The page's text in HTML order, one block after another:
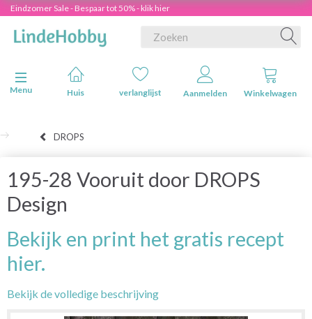
Eindzomer Sale - Bespaar tot 50% - klik hier
Navigatie in-/uitschakelen
Menu
Huis verlanglijst Aanmelden Winkelwagen
DROPS
195-28 Vooruit door DROPS
Design
Bekijk en print het gratis recept
hier.
Bekijk de volledige beschrijving